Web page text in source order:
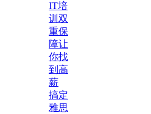
IT培
训双
重保
障让
你找
到高
薪
搞定
雅思